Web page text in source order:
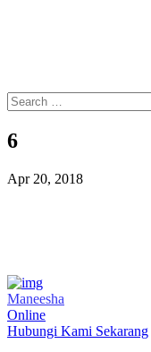
6
Apr 20, 2018
Maneesha
Online
Hubungi Kami Sekarang